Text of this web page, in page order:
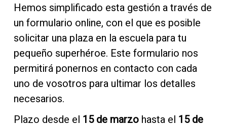
Hemos simplificado esta gestión a través de
un formulario online, con el que es posible
solicitar una plaza en la escuela para tu
pequeño superhéroe. Este formulario nos
permitirá ponernos en contacto con cada
uno de vosotros para ultimar los detalles
necesarios.
Plazo desde el 15 de marzohasta el 15 de